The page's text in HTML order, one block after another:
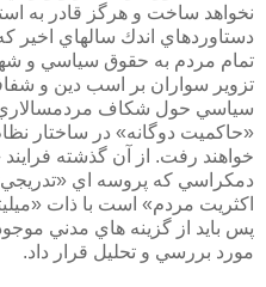
نخواهد ساخت و هرگز قادر به
دستاوردهاي اندك سالهاي اخير
تمام مردم به حقوق سياسي و
تزوير سواران بر اسب دين و
سياسي حول شكاف مردمسالاري
«حاكميت دوگانه» در ساختار
خواهند رفت. از آن گذشته
دمكراسي كه پروسه اي
اكثريت مردم» است با ذات
پس بايد از گزينه هاي مدني
مورد بررسي و تحليل قرار داد.